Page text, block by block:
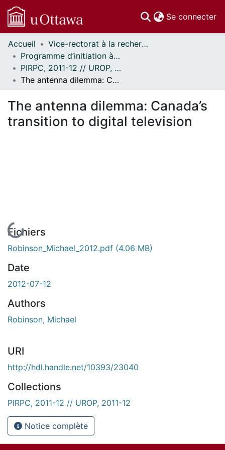
Se connecter
Communautés
et collections
Parcourir
Statistiques
À propos
Accueil
Vice-rectorat à la recherche // Office of the V-P, Research
Programme d’initiation à la recherche au premier cycle (PIRPC) // Undergraduate Research Opportunity Program (UROP)
PIRPC, 2011-12 // UROP, 2011-12
The antenna dilemma: Canada’s transition to digital television
The antenna dilemma: Canada’s
transition to digital television
En cours de chargement...
Fichiers
Robinson_Michael_2012.pdf (4.06 MB)
Date
2012-07-12
Authors
Robinson, Michael
URI
http://hdl.handle.net/10393/23040
Collections
PIRPC, 2011-12 // UROP, 2011-12
Notice complète